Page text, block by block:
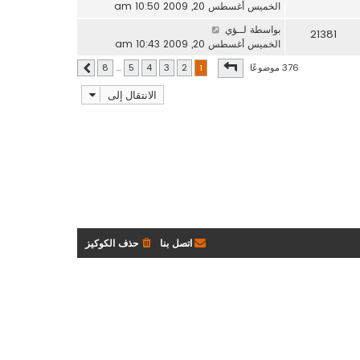
الخميس أغسطس 20, 2009 10:50 am
21381 بواسطة لــؤي
الخميس أغسطس 20, 2009 10:43 am
376 موضوعًا صفحة من8
1
2
3
4
5
…
8 التالي
الانتقال إلى
حذف الكوكيز اتصل بنا